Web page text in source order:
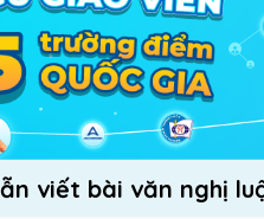
viết bài văn nghị